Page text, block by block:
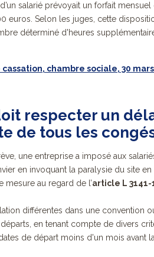
salarié prévoyait un forfait
euros. Selon les juges, cette
déterminé d'heures
chambre sociale, 30 mars
respecter un
de tous les
une entreprise a imposé aux
en invoquant la paralysie du site
mesure au regard de l’article L
différentes dans une convention
en tenant compte de divers
de départ moins d'un mois avant